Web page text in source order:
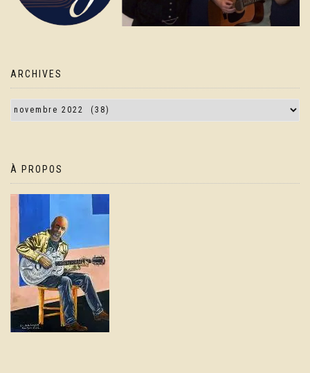
ARCHIVES
À PROPOS